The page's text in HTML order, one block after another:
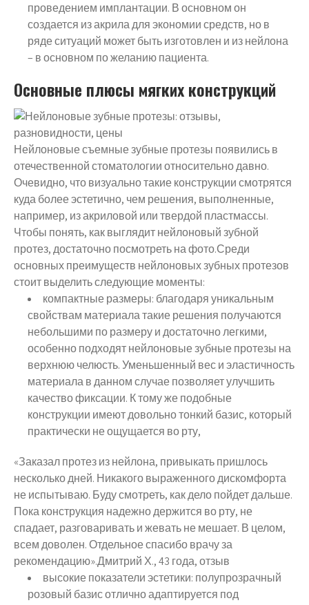
проведением имплантации. В основном он
создается из акрила для экономии средств, но в
ряде ситуаций может быть изготовлен и из нейлона
– в основном по желанию пациента.
Основные плюсы мягких конструкций
Нейлоновые съемные зубные протезы появились в
отечественной стоматологии относительно давно.
Очевидно, что визуально такие конструкции смотрятся
куда более эстетично, чем решения, выполненные,
например, из акриловой или твердой пластмассы.
Чтобы понять, как выглядит нейлоновый зубной
протез, достаточно посмотреть на фото.Среди
основных преимуществ нейлоновых зубных протезов
стоит выделить следующие моменты:
компактные размеры: благодаря уникальным
свойствам материала такие решения получаются
небольшими по размеру и достаточно легкими,
особенно подходят нейлоновые зубные протезы на
верхнюю челюсть. Уменьшенный вес и эластичность
материала в данном случае позволяет улучшить
качество фиксации. К тому же подобные
конструкции имеют довольно тонкий базис, который
практически не ощущается во рту,
«Заказал протез из нейлона, привыкать пришлось
несколько дней. Никакого выраженного дискомфорта
не испытываю. Буду смотреть, как дело пойдет дальше.
Пока конструкция надежно держится во рту, не
спадает, разговаривать и жевать не мешает. В целом,
всем доволен. Отдельное спасибо врачу за
рекомендацию».Дмитрий Х., 43 года, отзыв
высокие показатели эстетики: полупрозрачный
розовый базис отлично адаптируется под